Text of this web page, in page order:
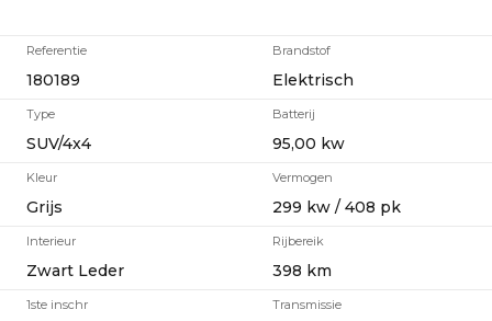
Referentie
180189
Type
SUV/4x4
Kleur
Grijs
Interieur
Zwart Leder
1ste inschr
Brandstof
Elektrisch
Batterij
95,00 kw
Vermogen
299 kw / 408 pk
Rijbereik
398 km
Transmissie